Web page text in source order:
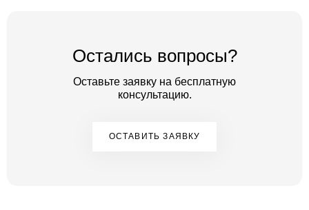
Остались вопросы?
Оставьте заявку на бесплатную
консультацию.
ОСТАВИТЬ ЗАЯВКУ